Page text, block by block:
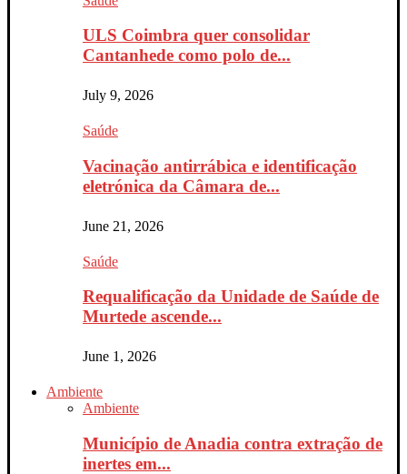
ULS Coimbra quer consolidar
Cantanhede como polo de...
July 9, 2026
Saúde
Vacinação antirrábica e identificação
eletrónica da Câmara de...
June 21, 2026
Saúde
Requalificação da Unidade de Saúde de
Murtede ascende...
June 1, 2026
Ambiente
Ambiente
Município de Anadia contra extração de
inertes em...